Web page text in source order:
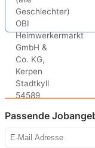
Passende